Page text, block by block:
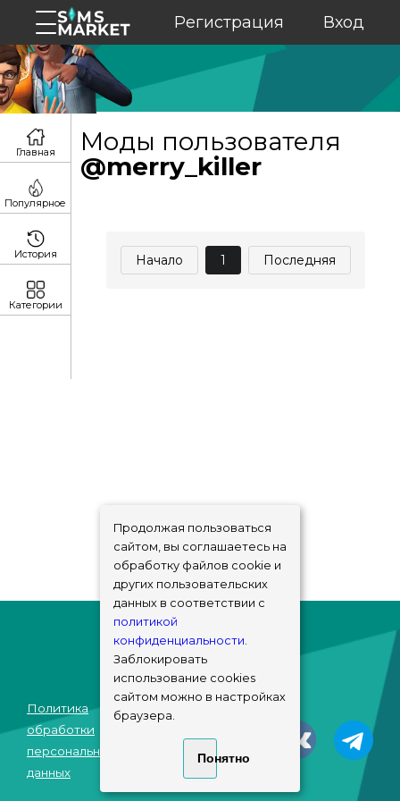
Регистрация Вход
Моды пользователя
@merry_killer
Начало 1 Последняя
Главная
Популярное
История
Категории
Политика
обработки
персональных
данных
© sims-market
2018 - 2026
Продолжая пользоваться
сайтом, вы соглашаетесь на
обработку файлов cookie и
других пользовательских
данных в соответствии с
политикой
конфиденциальности.
Заблокировать
использование cookies
сайтом можно в настройках
браузера.
Понятно